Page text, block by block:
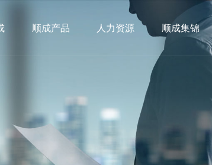
顺成产品 人力资源 顺成集锦